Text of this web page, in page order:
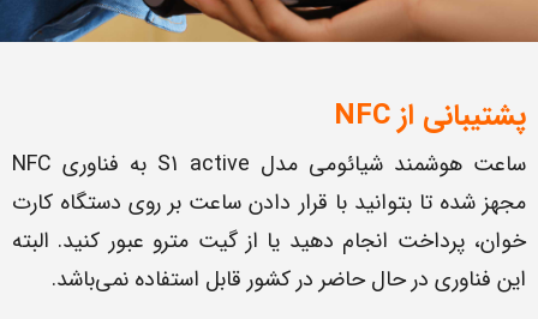
پشتیبانی از NFC
ساعت هوشمند شیائومی مدل S1 active به فناوری NFC
مجهز شده تا بتوانید با قرار دادن ساعت بر روی دستگاه کارت
خوان، پرداخت انجام دهید یا از گیت مترو عبور کنید. البته
این فناوری در حال حاضر در کشور قابل استفاده نمی‌باشد.